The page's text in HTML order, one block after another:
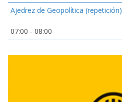
Ajedrez de Geopolítica (repetición)
07:00 - 08:00